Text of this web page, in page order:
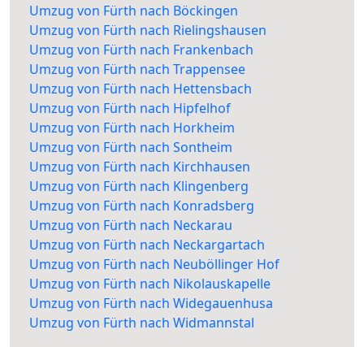
Umzug von Fürth nach Böckingen
Umzug von Fürth nach Rielingshausen
Umzug von Fürth nach Frankenbach
Umzug von Fürth nach Trappensee
Umzug von Fürth nach Hettensbach
Umzug von Fürth nach Hipfelhof
Umzug von Fürth nach Horkheim
Umzug von Fürth nach Sontheim
Umzug von Fürth nach Kirchhausen
Umzug von Fürth nach Klingenberg
Umzug von Fürth nach Konradsberg
Umzug von Fürth nach Neckarau
Umzug von Fürth nach Neckargartach
Umzug von Fürth nach Neuböllinger Hof
Umzug von Fürth nach Nikolauskapelle
Umzug von Fürth nach Widegauenhusa
Umzug von Fürth nach Widmannstal